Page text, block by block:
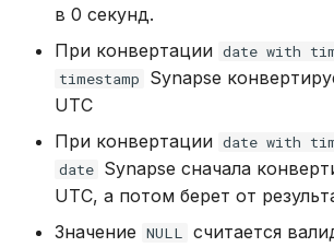
в 0 секунд.
При конвертации date with
timestamp
Synapse
UTC
При конвертации date with
date Synapse сначала
UTC, а потом берет от
Значение NULL считается